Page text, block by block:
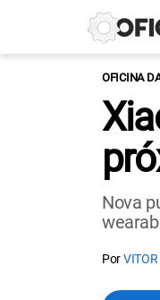
OFICINA
Nova
PorVITOR